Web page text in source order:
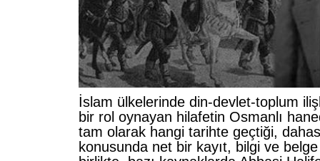
İslam ülkelerinde din-devlet-toplum
bir rol oynayan hilafetin Osmanlı
tam olarak hangi tarihte geçtiği,
konusunda net bir kayıt, bilgi ve